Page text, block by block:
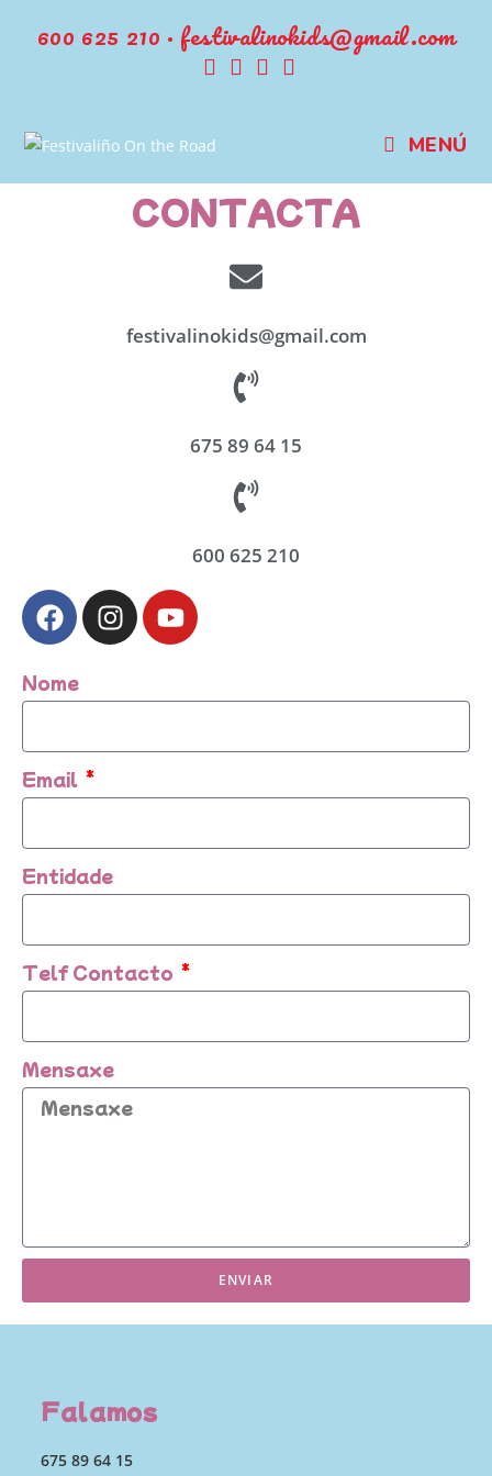
600 625 210 · festivalinokids@gmail.com
MENÚ
CONTACTA
festivalinokids@gmail.com
675 89 64 15
600 625 210
Nome
Email
Entidade
Telf Contacto
Mensaxe
ENVIAR
Falamos
675 89 64 15